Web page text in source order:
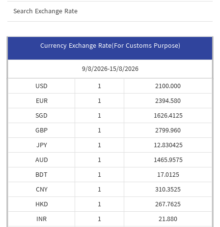
Search Exchange Rate
Currency Exchange Rate(For Customs Purpose)
9/8/2026-15/8/2026
USD
EUR
SGD
GBP
JPY
AUD
BDT
CNY
HKD
INR
1
1
1
1
1
1
1
1
1
1
2100.000
2394.580
1626.4125
2799.960
12.830425
1465.9575
17.0125
310.3525
267.7625
21.880